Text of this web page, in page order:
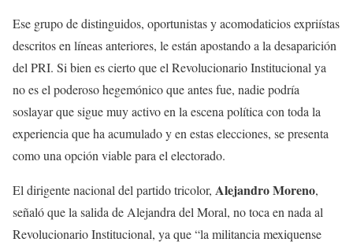
Ese grupo de distinguidos, oportunistas y acomodaticios expriístas
descritos en líneas anteriores, le están apostando a la desaparición
del PRI. Si bien es cierto que el Revolucionario Institucional ya
no es el poderoso hegemónico que antes fue, nadie podría
soslayar que sigue muy activo en la escena política con toda la
experiencia que ha acumulado y en estas elecciones, se presenta
como una opción viable para el electorado.
El dirigente nacional del partido tricolor, Alejandro Moreno,
señaló que la salida de Alejandra del Moral, no toca en nada al
Revolucionario Institucional, ya que “la militancia mexiquense